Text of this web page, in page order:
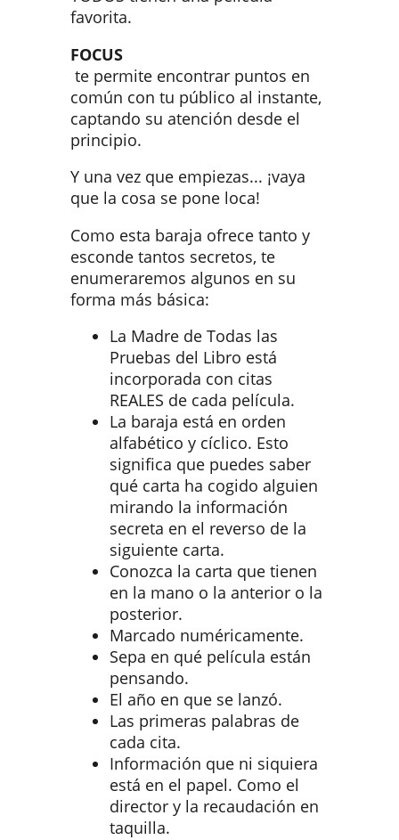
favorita.
FOCUS
te permite encontrar puntos en
común con tu público al instante,
captando su atención desde el
principio.
Y una vez que empiezas... ¡vaya
que la cosa se pone loca!
Como esta baraja ofrece tanto y
esconde tantos secretos, te
enumeraremos algunos en su
forma más básica:
La Madre de Todas las
Pruebas del Libro está
incorporada con citas
REALES de cada película.
La baraja está en orden
alfabético y cíclico. Esto
significa que puedes saber
qué carta ha cogido alguien
mirando la información
secreta en el reverso de la
siguiente carta.
Conozca la carta que tienen
en la mano o la anterior o la
posterior.
Marcado numéricamente.
Sepa en qué película están
pensando.
El año en que se lanzó.
Las primeras palabras de
cada cita.
Información que ni siquiera
está en el papel. Como el
director y la recaudación en
taquilla.